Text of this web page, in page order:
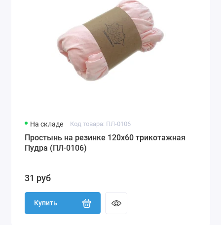
На складе Код товара: ПЛ-0106
Простынь на резинке 120х60 трикотажная
Пудра (ПЛ-0106)
31 руб
Купить